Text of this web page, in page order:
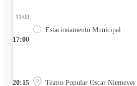
17:00
11/08
Estacionamento Municipal
20:15 Teatro Popular Oscar Niemeyer